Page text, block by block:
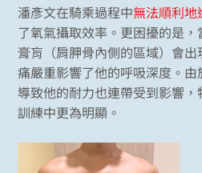
潘彥文在騎乘過程中無法順利地
了氧氣攝取效率。更困擾的是
膏肓（肩胛骨內側的區域）會
痛嚴重影響了他的呼吸深度。由
導致他的耐力也連帶受到影響
訓練中更為明顯。